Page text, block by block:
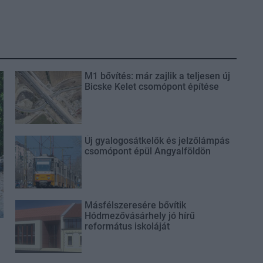
M1 bővítés: már zajlik a teljesen új
Bicske Kelet csomópont építése
Új gyalogosátkelők és jelzőlámpás
csomópont épül Angyalföldön
Másfélszeresére bővítik
Hódmezővásárhely jó hírű
református iskoláját